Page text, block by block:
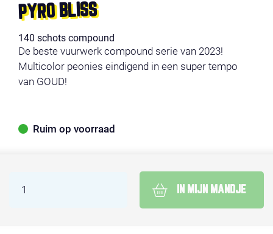
PYRO BLISS
140 schots compound
De beste vuurwerk compound serie van 2023!
Multicolor peonies eindigend in een super tempo
van GOUD!
Ruim op voorraad
IN MIJN MANDJE